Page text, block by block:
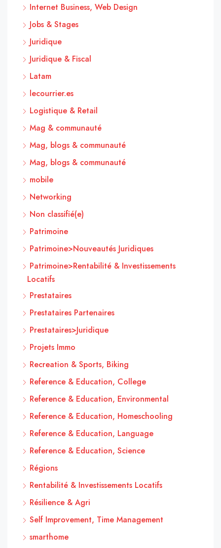
Internet Business, Web Design
Jobs & Stages
Juridique
Juridique & Fiscal
Latam
lecourrier.es
Logistique & Retail
Mag & communauté
Mag, blogs & communauté
Mag, blogs & communauté
mobile
Networking
Non classifié(e)
Patrimoine
Patrimoine>Nouveautés Juridiques
Patrimoine>Rentabilité & Investissements
Locatifs
Prestataires
Prestataires Partenaires
Prestataires>Juridique
Projets Immo
Recreation & Sports, Biking
Reference & Education, College
Reference & Education, Environmental
Reference & Education, Homeschooling
Reference & Education, Language
Reference & Education, Science
Régions
Rentabilité & Investissements Locatifs
Résilience & Agri
Self Improvement, Time Management
smarthome